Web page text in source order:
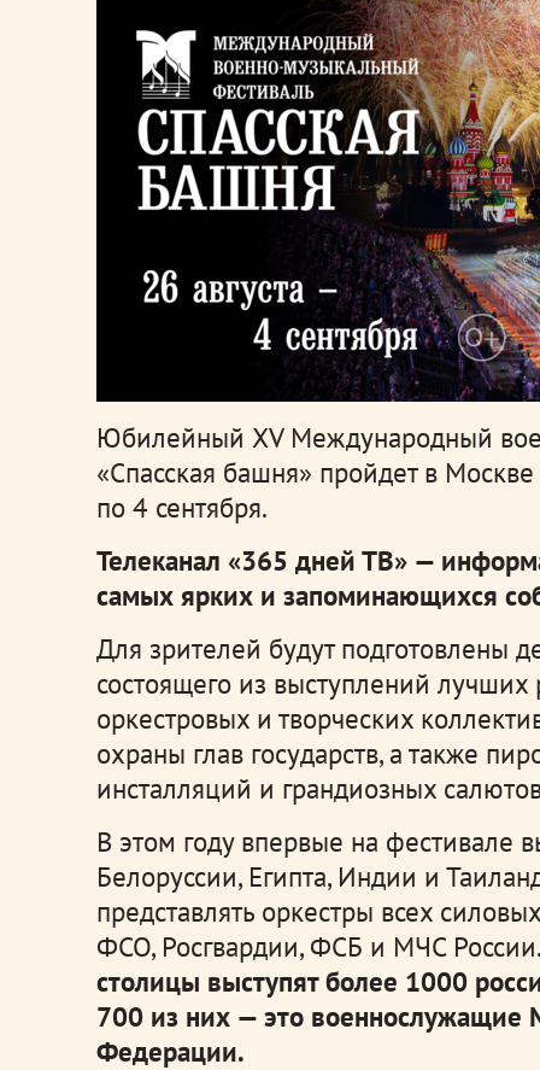
Юбилейный XV Международный
«Спасская башня» пройдет в
по 4 сентября.
Телеканал «365 дней ТВ» —
самых ярких и запоминающихся
Для зрителей будут подготовлены
состоящего из выступлений
оркестровых и творческих
охраны глав государств, а также
инсталляций и грандиозных
В этом году впервые на фестивале
Белоруссии, Египта, Индии и
представлять оркестры всех
ФСО, Росгвардии, ФСБ и МЧС
столицы выступят более 1000
700 из них — это военнослужащие
Федерации.